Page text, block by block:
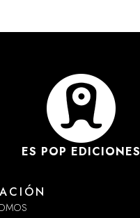
ES POP EDICIONES